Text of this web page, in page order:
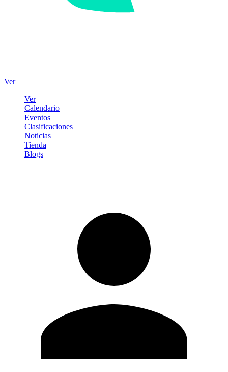
Ver
Ver
Calendario
Eventos
Clasificaciones
Noticias
Tienda
Blogs